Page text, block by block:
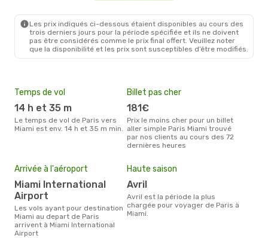
Les prix indiqués ci-dessous étaient disponibles au cours des
trois derniers jours pour la période spécifiée et ils ne doivent
pas être considérés comme le prix final offert. Veuillez noter
que la disponibilité et les prix sont susceptibles d’être modifiés.
Temps de vol
14 h et 35 m
Le temps de vol de Paris vers
Miami est env. 14 h et 35 m min.
Billet pas cher
181€
Prix le moins cher pour un billet
aller simple Paris Miami trouvé
par nos clients au cours des 72
dernières heures
Arrivée à l'aéroport
Miami International
Airport
Les vols ayant pour destination
Miami au depart de Paris
arrivent à Miami International
Airport
Haute saison
avril
avril est la période la plus
chargée pour voyager de Paris à
Miami.